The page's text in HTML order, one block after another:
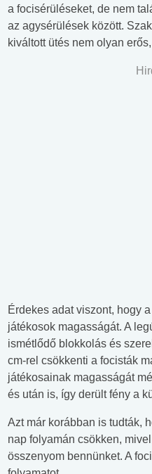
a focisérüléseket, de nem
az agysérülések között.
kiváltott ütés nem olyan
Érdekes adat viszont, hogy
játékosok magasságát. A
ismétlődő blokkolás és
cm-rel csökkenti a focisták
játékosainak magasságát
és után is, így derült fény a
Azt már korábban is tudták,
nap folyamán csökken,
összenyom bennünket. A